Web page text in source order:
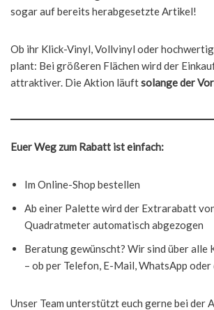
sogar auf bereits herabgesetzte Artikel!
Ob ihr Klick-Vinyl, Vollvinyl oder
plant: Bei größeren Flächen wird der
attraktiver. Die Aktion läuftsolange der
Euer Weg zum Rabatt ist einfach:
Im Online-Shop bestellen
Ab einer Palette wird der Extrarabatt
Quadratmeter automatisch abgezogen
Beratung gewünscht? Wir sind über alle
– ob per Telefon, E-Mail, WhatsApp
Unser Team unterstützt euch gerne bei der